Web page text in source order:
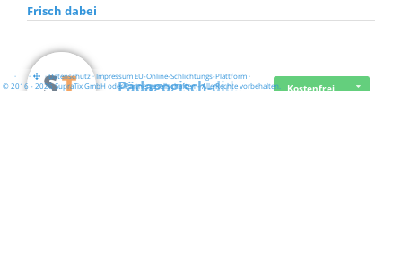
Frisch dabei
Pädagogisch-did… Kostenfrei
· · ·Datenschutz·Impressum EU-Online-Schlichtungs-Plattform·
© 2016 - 2026 SupraTix GmbH oder Partnergesellschaften - Alle Rechte vorbehalten.